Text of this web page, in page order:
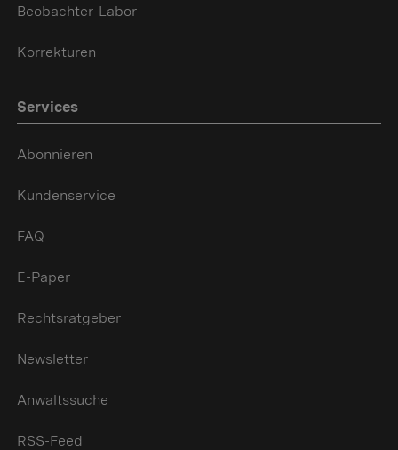
Beobachter-Labor
Korrekturen
Services
Abonnieren
Kundenservice
FAQ
E-Paper
Rechtsratgeber
Newsletter
Anwaltssuche
RSS-Feed